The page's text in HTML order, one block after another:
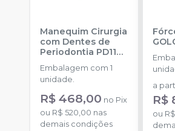
Manequim Cirurgia
com Dentes de
Periodontia PD110
PRONEW
Embalagem com 1
unidade.
R$ 468,00 no Pix
ou R$ 520,00 nas
demais condições
a
R$
ou